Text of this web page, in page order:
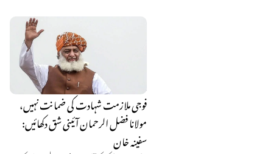
فوجی ملازمت شہادت کی ضمانت نہیں،
مولانا فضل الرحمان آئینی شق دکھائیں:
سفینہ خان